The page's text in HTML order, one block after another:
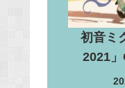
初音ミ
2021